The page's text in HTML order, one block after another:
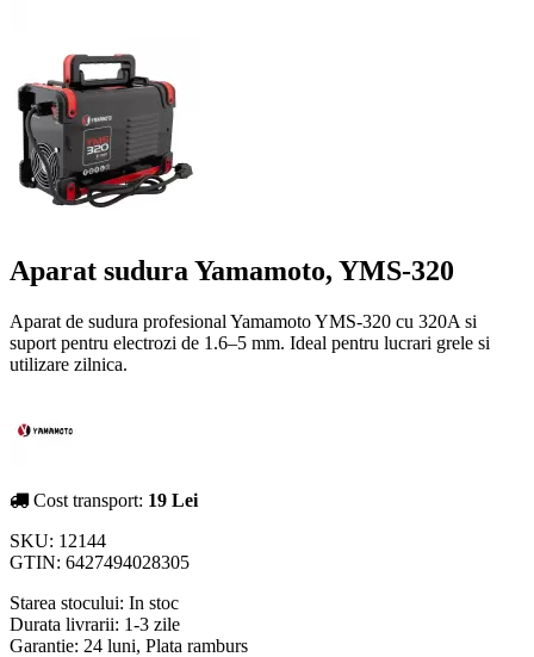
Aparat sudura Yamamoto, YMS-320
Aparat de sudura profesional Yamamoto YMS-320 cu 320A si
suport pentru electrozi de 1.6–5 mm. Ideal pentru lucrari grele si
utilizare zilnica.
Cost transport: 19 Lei
SKU: 12144
GTIN: 6427494028305
Starea stocului: In stoc
Durata livrarii: 1-3 zile
Garantie: 24 luni, Plata ramburs